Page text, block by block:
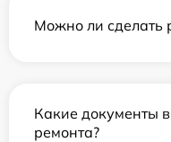
Можно ли сделать
Какие документы
ремонта?